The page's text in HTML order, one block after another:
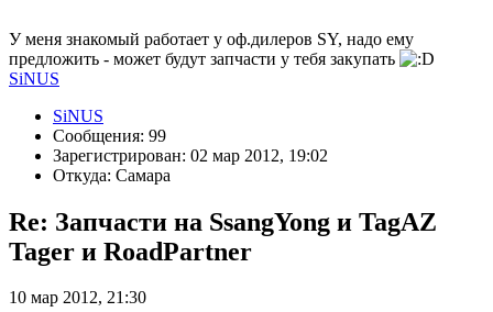
У меня знакомый работает у оф.дилеров SY, надо ему
предложить - может будут запчасти у тебя закупать
SiNUS
SiNUS
Сообщения: 99
Зарегистрирован: 02 мар 2012, 19:02
Откуда: Самара
Re: Запчасти на SsangYong и TagAZ
Tager и RoadPartner
10 мар 2012, 21:30